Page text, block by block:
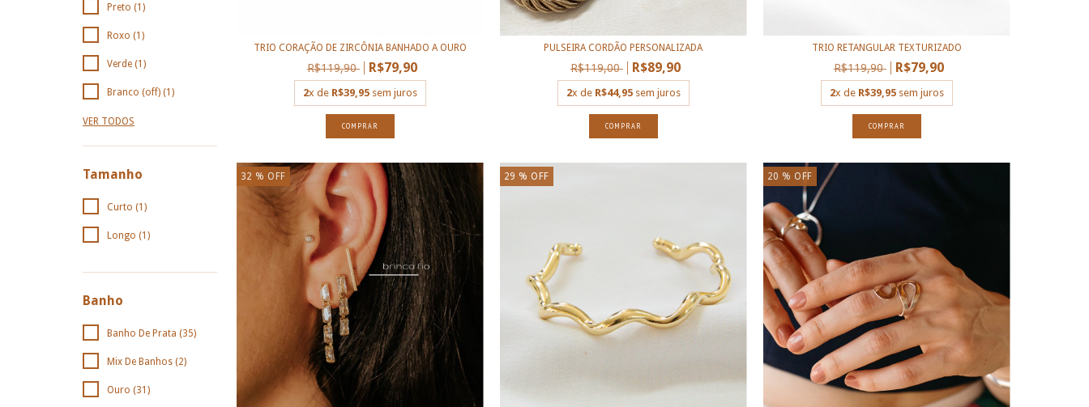
Preto (1)
Roxo (1)
Verde (1)
Branco (off) (1)
VER TODOS
Tamanho
Curto (1)
Longo (1)
Banho
Banho De Prata (35)
Mix De Banhos (2)
Ouro (31)
TRIO CORAÇÃO DE ZIRCÔNIA BANHADO A OURO
R$119,90 R$79,90
2x de R$39,95sem juros
PULSEIRA CORDÃO PERSONALIZADA
R$119,00 R$89,90
2x de R$44,95sem juros
COMPRAR
TRIO RETANGULAR TEXTURIZADO
R$119,90 R$79,90
2x de R$39,95sem juros
32 % OFF 29 % OFF 20 % OFF